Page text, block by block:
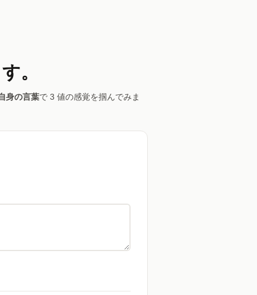
。
身の言葉で 3 値の感覚を掴んでみま